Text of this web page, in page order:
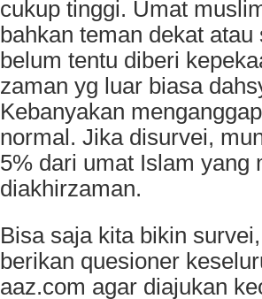
cukup tinggi. Umat
bahkan teman dekat
belum tentu diberi
zaman yg luar biasa
Kebanyakan
normal. Jika disurvei,
5% dari umat Islam yang
diakhirzaman.
Bisa saja kita bikin
berikan quesioner
aaz.com agar diajukan